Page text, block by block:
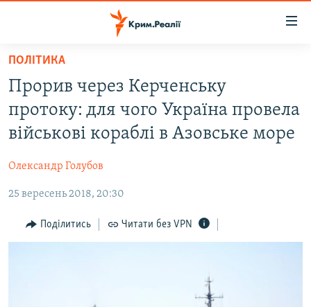
Перейти
основного
матеріалу
Перейти
до
основної
Перейти
пошуку
ВОДА.КРИМ
ВІДЕО ТА ФОТО
БЛОГИ
ПОГЛЯД
ІНТЕРВ'Ю
ПОЛІТИКА
Прорив через Керченську
протоку: для чого Україна провела
військові кораблі в Азовське море
Олександр Голубов
25 вересень 2018, 20:30
Поділитись Читати без VPN